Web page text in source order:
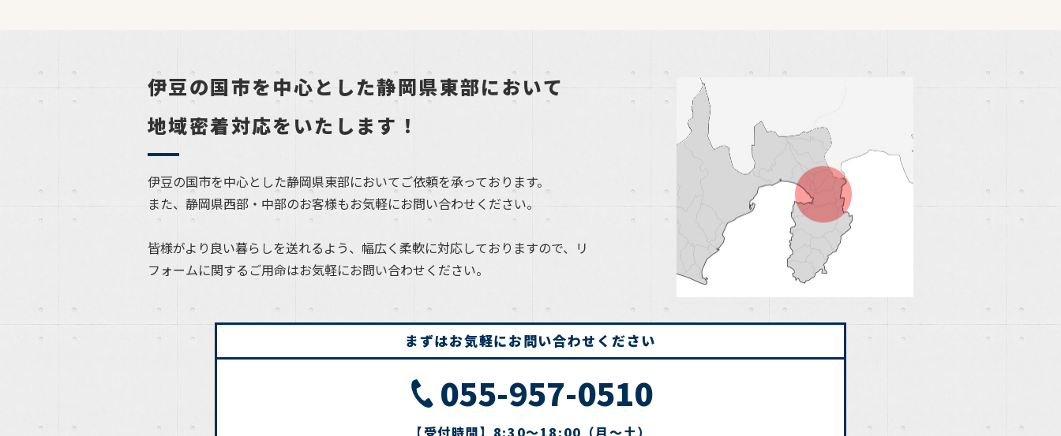
伊豆の国市を中心とした静岡県東部において
地域密着対応をいたします！
伊豆の国市を中心とした静岡県東部においてご依頼を承っております。
また、静岡県西部・中部のお客様もお気軽にお問い合わせください。
皆様がより良い暮らしを送れるよう、幅広く柔軟に対応しておりますので、リ
フォームに関するご用命はお気軽にお問い合わせください。
まずはお気軽にお問い合わせください
055-957-0510
【受付時間】8:30～18:00（月～土）